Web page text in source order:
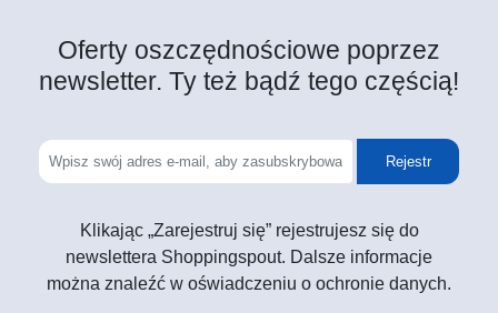
Oferty oszczędnościowe poprzez
newsletter. Ty też bądź tego częścią!
Rejestr
Klikając „Zarejestruj się” rejestrujesz się do
newslettera Shoppingspout. Dalsze informacje
można znaleźć w oświadczeniu o ochronie danych.